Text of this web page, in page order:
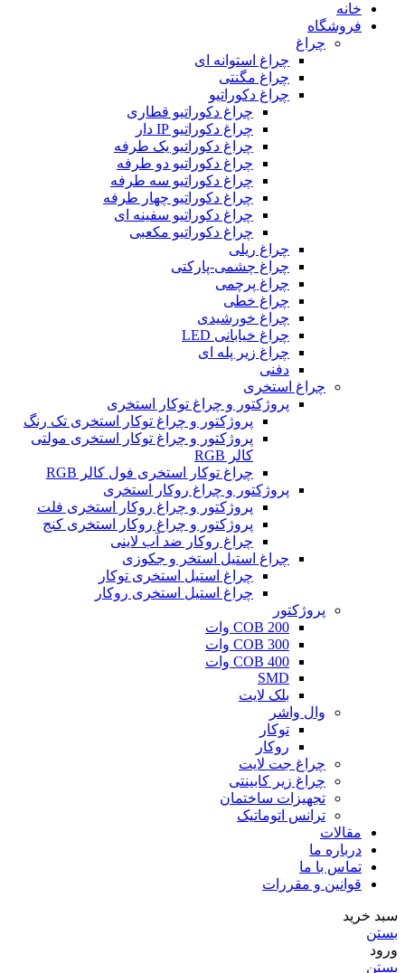
خانه
فروشگاه
چراغ
چراغ استوانه ای
چراغ مگنتی
چراغ دکوراتیو
چراغ دکوراتیو قطاری
چراغ دکوراتیو IP دار
چراغ دکوراتیو یک طرفه
چراغ دکوراتیو دو طرفه
چراغ دکوراتیو سه طرفه
چراغ دکوراتیو چهار طرفه
چراغ دکوراتیو سفینه ای
چراغ دکوراتیو مکعبی
چراغ ریلی
چراغ چشمی-پارکتی
چراغ پرچمی
چراغ خطی
چراغ خورشیدی
چراغ خیابانی LED
چراغ زیر پله ای
دفنی
چراغ استخری
پروژکتور و چراغ توکار استخری
پروژکتور و چراغ توکار استخری تک رنگ
پروژکتور و چراغ توکار استخری مولتی
کالر RGB
چراغ توکار استخری فول کالر RGB
پروژکتور و چراغ روکار استخری
پروژکتور و چراغ روکار استخری فلت
پروژکتور و چراغ روکار استخری کنج
چراغ روکار ضد آب لاینی
چراغ استیل استخر و جکوزی
چراغ استیل استخری توکار
چراغ استیل استخری روکار
پروژکتور
COB 200 وات
COB 300 وات
COB 400 وات
SMD
بلک لایت
وال واشر
توکار
روکار
چراغ جت لایت
چراغ زیر کابینتی
تجهیزات ساختمان
ترانس اتوماتیک
مقالات
درباره ما
تماس با ما
قوانین و مقررات
سبد خرید
بستن
ورود
بستن